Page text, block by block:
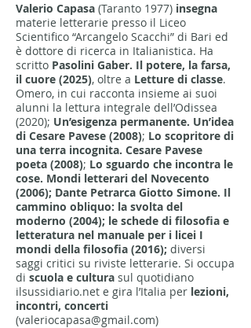
Valerio Capasa (Taranto 1977) insegna
materie letterarie presso il Liceo
Scientifico “Arcangelo Scacchi” di Bari ed
è dottore di ricerca in Italianistica. Ha
scritto Pasolini Gaber. Il potere, la farsa,
il cuore (2025), oltre a Letture di classe.
Omero, in cui racconta insieme ai suoi
alunni la lettura integrale dell’Odissea
(2020); Un’esigenza permanente. Un’idea
di Cesare Pavese (2008); Lo scopritore di
una terra incognita. Cesare Pavese
poeta (2008); Lo sguardo che incontra le
cose. Mondi letterari del Novecento
(2006); Dante Petrarca Giotto Simone. Il
cammino obliquo: la svolta del
moderno (2004); le schede di filosofia e
letteratura nel manuale per i licei I
mondi della filosofia (2016); diversi
saggi critici su riviste letterarie. Si occupa
di scuola e cultura sul quotidiano
ilsussidiario.net e gira l’Italia per lezioni,
incontri, concerti
(valeriocapasa@gmail.com)